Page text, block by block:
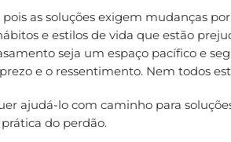
as soluções exigem mudanças
e estilos de vida que estão
seja um espaço pacífico e
e o ressentimento. Nem todos
ajudá-lo com caminho para
do perdão.